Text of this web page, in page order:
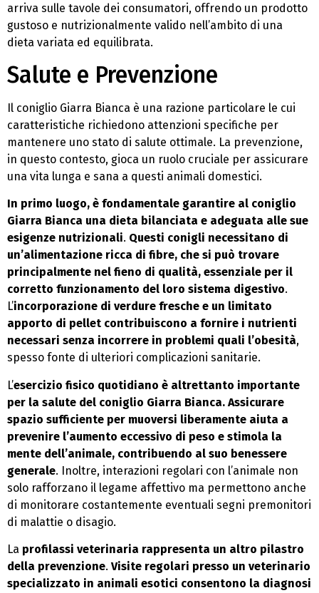
arriva sulle tavole dei consumatori, offrendo un prodotto
gustoso e nutrizionalmente valido nell’ambito di una
dieta variata ed equilibrata.
Salute e Prevenzione
Il coniglio Giarra Bianca è una razione particolare le cui
caratteristiche richiedono attenzioni specifiche per
mantenere uno stato di salute ottimale. La prevenzione,
in questo contesto, gioca un ruolo cruciale per assicurare
una vita lunga e sana a questi animali domestici.
In primo luogo, è fondamentale garantire al coniglio
Giarra Bianca una dieta bilanciata e adeguata alle sue
esigenze nutrizionali. Questi conigli necessitano di
un’alimentazione ricca di fibre, che si può trovare
principalmente nel fieno di qualità, essenziale per il
corretto funzionamento del loro sistema digestivo.
L’incorporazione di verdure fresche e un limitato
apporto di pellet contribuiscono a fornire i nutrienti
necessari senza incorrere in problemi quali l’obesità,
spesso fonte di ulteriori complicazioni sanitarie.
L’esercizio fisico quotidiano è altrettanto importante
per la salute del coniglio Giarra Bianca. Assicurare
spazio sufficiente per muoversi liberamente aiuta a
prevenire l’aumento eccessivo di peso e stimola la
mente dell’animale, contribuendo al suo benessere
generale. Inoltre, interazioni regolari con l’animale non
solo rafforzano il legame affettivo ma permettono anche
di monitorare costantemente eventuali segni premonitori
di malattie o disagio.
La profilassi veterinaria rappresenta un altro pilastro
della prevenzione. Visite regolari presso un veterinario
specializzato in animali esotici consentono la diagnosi